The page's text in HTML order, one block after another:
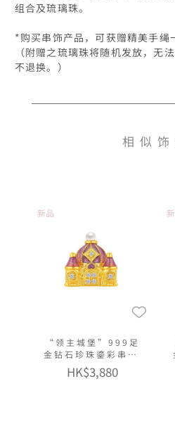
组合及琉璃珠。
*购买串饰产品，可获赠精美手绳
（附赠之琉璃珠将随机发放，无
不退换。）
相似饰
新品
“领主城堡”999足
金钻石珍珠鎏彩串饰
连手绳
HK$3,880